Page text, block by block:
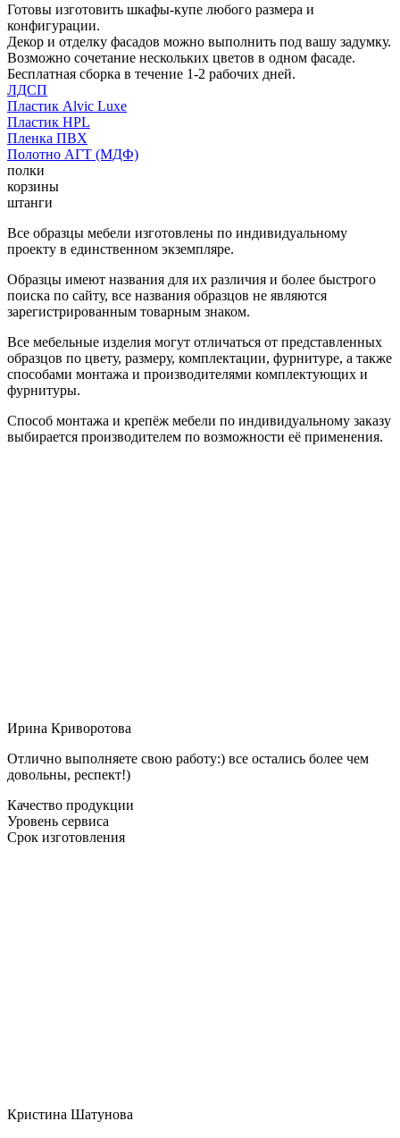
Готовы изготовить шкафы-купе любого размера и
конфигурации.
Декор и отделку фасадов можно выполнить под вашу задумку.
Возможно сочетание нескольких цветов в одном фасаде.
Бесплатная сборка в течение 1-2 рабочих дней.
ЛДСП
Пластик Alvic Luxe
Пластик HPL
Пленка ПВХ
Полотно АГТ (МДФ)
полки
корзины
штанги
Все образцы мебели изготовлены по индивидуальному
проекту в единственном экземпляре.
Образцы имеют названия для их различия и более быстрого
поиска по сайту, все названия образцов не являются
зарегистрированным товарным знаком.
Все мебельные изделия могут отличаться от представленных
образцов по цвету, размеру, комплектации, фурнитуре, а также
способами монтажа и производителями комплектующих и
фурнитуры.
Способ монтажа и крепёж мебели по индивидуальному заказу
выбирается производителем по возможности её применения.
Ирина Криворотова
Отлично выполняете свою работу:) все остались более чем
довольны, респект!)
Качество продукции
Уровень сервиса
Срок изготовления
Кристина Шатунова